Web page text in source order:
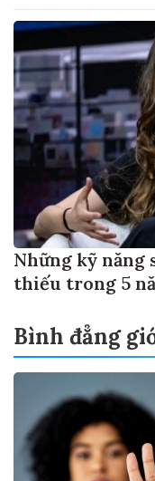
Những kỹ năng
thiếu trong 5
Bình đẳng